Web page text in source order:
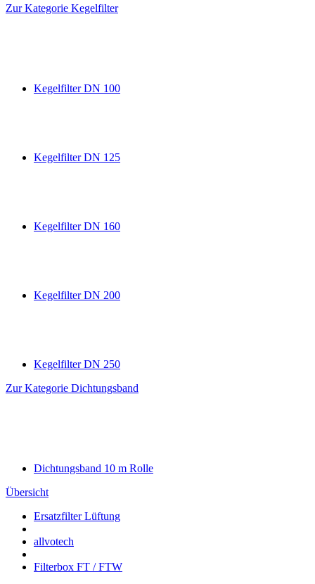
Zur Kategorie Kegelfilter
Kegelfilter DN 100
Kegelfilter DN 125
Kegelfilter DN 160
Kegelfilter DN 200
Kegelfilter DN 250
Zur Kategorie Dichtungsband
Dichtungsband 10 m Rolle
Übersicht
Ersatzfilter Lüftung
allvotech
Filterbox FT / FTW